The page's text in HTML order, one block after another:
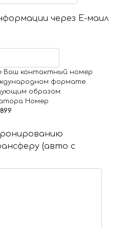
через Е-маил
Ваш контактный номер
формате.
образом:
Номер
(авто с